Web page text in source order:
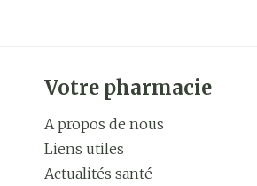
Votre pharmacie
A propos de nous
Liens utiles
Actualités santé